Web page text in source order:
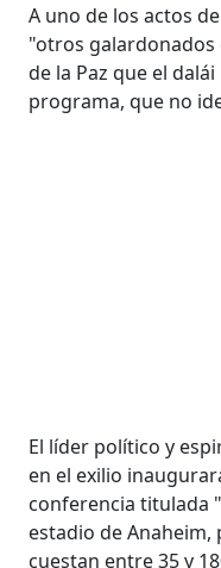
A uno de los actos
"otros galardonados
de la Paz que el
programa, que no
El líder político y
en el exilio
conferencia titulada
estadio de Anaheim,
cuestan entre 35 y